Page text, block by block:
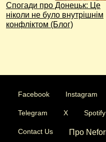
Спогади про Донецьк: Це
ніколи не було внутрішнім
конфліктом (Блог)
Facebook Instagram
Telegram X Spotify
Contact Us Про